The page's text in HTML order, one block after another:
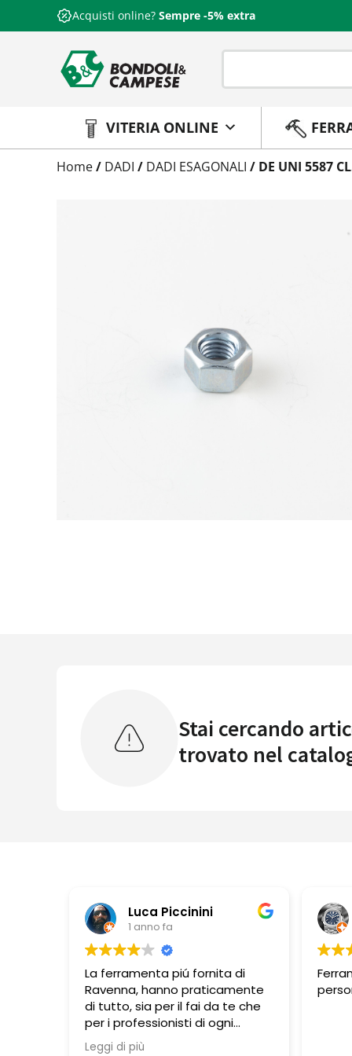
Acquisti online? Sempre -5% extra
VITERIA ONLINE
TrattamentoHome/ DADI / DADI ESAGONALI / DE UNI 5587
Stai cercando
trovato nel
piú fornita di
praticamente
per il fai da te che
di ogni
Si trovano
Pbbonano
Ferramenta ben fornita,
personale molto disponibile.